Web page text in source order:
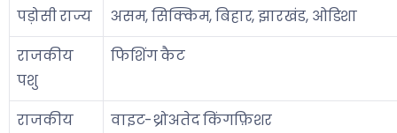
पड़ोसी राज्य
असम, सिक्किम, बिहार, झारखंड, ओडिशा
राजकीय
पशु
फिशिंग कैट
राजकीय
वाइट-थ्रोअतेद किंगफ़िशर